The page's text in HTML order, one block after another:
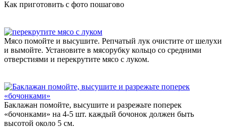
Как приготовить с фото пошагово
Мясо помойте и высушите. Репчатый лук очистите от шелухи
и вымойте. Установите в мясорубку кольцо со средними
отверстиями и перекрутите мясо с луком.
Баклажан помойте, высушите и разрежьте поперек
«бочонками» на 4-5 шт. каждый бочонок должен быть
высотой около 5 см.